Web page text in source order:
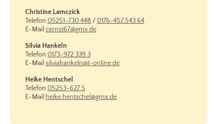
Christine Lamczick
Telefon 05251-730 448 / 0176-457 543 64
E-Mail cernst67@gmx.de
Silvia Hankeln
Telefon 0173-972 339 3
E-Mail silviahankeln@t-online.de
Heike Hentschel
Telefon 05253-627 5
E-Mail heike.hentschel@gmx.de